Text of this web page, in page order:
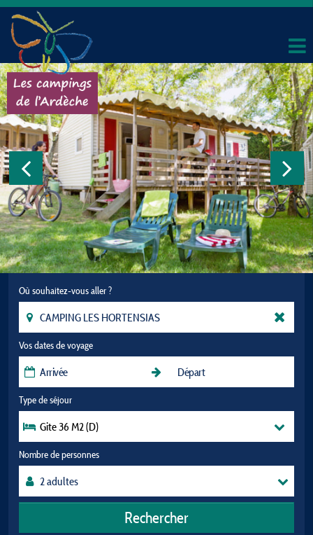
Où souhaitez-vous aller ?
Vos dates de voyage
Type de séjour
Gite 36 M2 (D)
Nombre de personnes
Rechercher